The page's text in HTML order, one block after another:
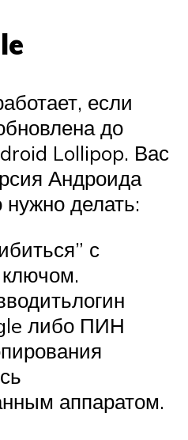
если
до
Lollipop. Вас
Андроида
делать:
с
либо ПИН
аппаратом.